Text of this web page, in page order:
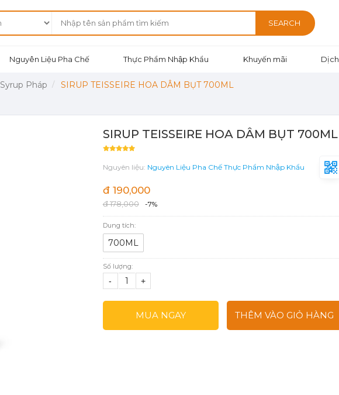
SEARCH
Nguyên Liệu Pha Chế Thực Phẩm Nhập Khẩu Khuyến mãi
Syrup Pháp SIRUP TEISSEIRE HOA DÂM BỤT 700ML
SIRUP TEISSEIRE HOA DÂM BỤT 700ML
Nguyên liệu: Nguyên Liệu Pha Chế Thực Phẩm Nhập Khẩu
đ 190,000
đ 178,000 -7%
Dung tích:
700ML
Số lượng:
- +
MUA NGAY THÊM VÀO GIỎ HÀNG